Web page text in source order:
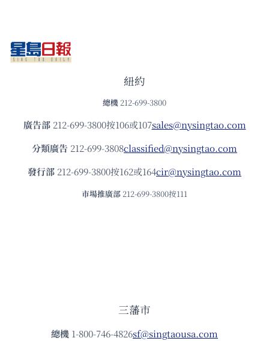
紐約
總機 212-699-3800
廣告部212-699-3800按106或107sales@nysingtao.com
分類廣告 212-699-3808classified@nysingtao.com
發⾏部 212-699-3800按162或164cir@nysingtao.com
市場推廣部 212-699-3800按111
三藩市
總機 1-800-746-4826sf@singtaousa.com